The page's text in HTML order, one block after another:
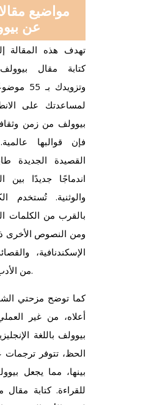
مواضيع
عن
تهدف هذه المقالة
كتابة مقال
وتزويدك
لمساعدتك على
بيوولف من زمن
فإن قوالبها
القصيدة الجديدة
اندماجًا جديدًا بين
والوثنية. تُستخدم
بالقرب من الكلمات
ومن النصوص الأخرى
الإسكندنافية،
من الأدب الإنجليزي القديم.
كما توضح مزحتي
أعلاه، من غير
بيوولف باللغة
الحظ، تتوفر ترجمات
بينها، مما يجعل
للقراءة. كتابة